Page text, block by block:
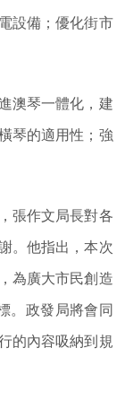
設備；優化街市
澳琴一體化，建
琴的適用性；強
張作文局長對各
。他指出，本次
為廣大市民創造
。政發局將會同
的內容吸納到規